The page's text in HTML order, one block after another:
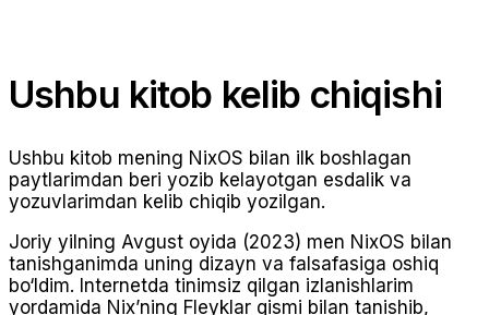
Ushbu kitob kelib chiqishi
Ushbu kitob mening NixOS bilan ilk boshlagan
paytlarimdan beri yozib kelayotgan esdalik va
yozuvlarimdan kelib chiqib yozilgan.
Joriy yilning Avgust oyida (2023) men NixOS bilan
tanishganimda uning dizayn va falsafasiga oshiq
bo‘ldim. Internetda tinimsiz qilgan izlanishlarim
yordamida Nix’ning Fleyklar qismi bilan tanishib,